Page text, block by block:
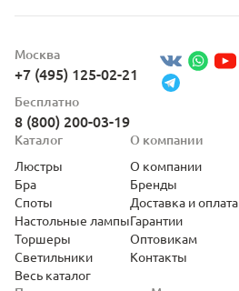
Москва
+7 (495) 125-02-21
Бесплатно
8 (800) 200-03-19
Каталог
Люстры
Бра
Споты
Настольные лампы
Торшеры
Светильники
Весь каталог
О компании
О компании
Бренды
Доставка и оплата
Гарантии
Оптовикам
Контакты